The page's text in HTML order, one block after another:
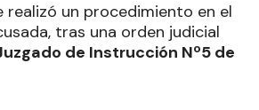
realizó un procedimiento en el
tras una orden judicial
de Instrucción Nº5 de